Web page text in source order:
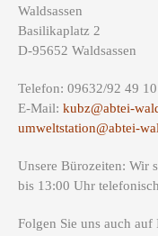
Waldsassen
Basilikaplatz 2
D-95652 Waldsassen
Telefon: 09632/92 49 10
E-Mail: kubz@abtei-
umweltstation@abtei-
Unsere Bürozeiten: Wir
bis 13:00 Uhr
Folgen Sie uns auch auf